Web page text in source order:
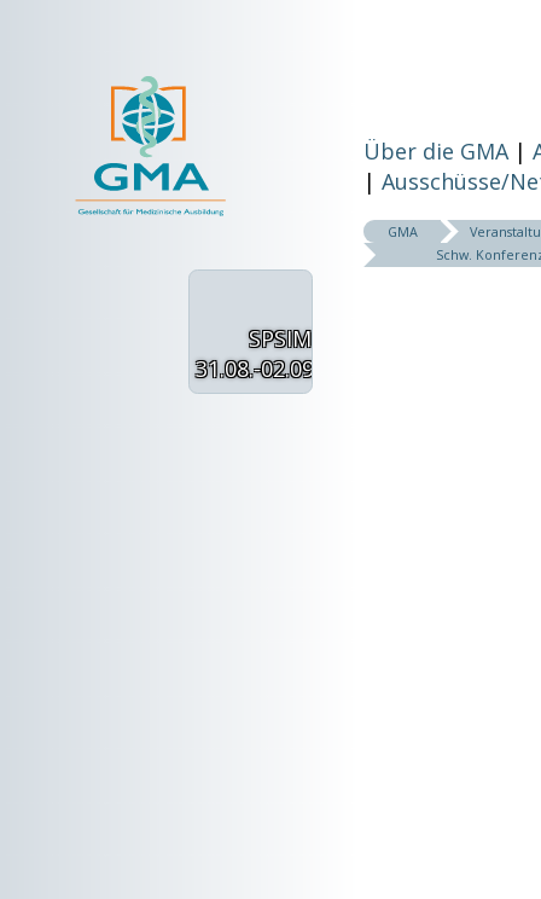
Über die GMA
Ausschüsse/
GMA
Schw.
SPSIM
31.08.-02.09.2022